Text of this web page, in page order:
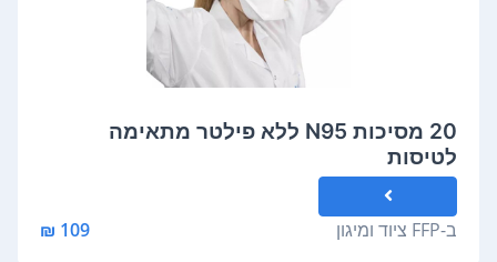
20 מסיכות N95 ללא פילטר מתאימה
לטיסות
ב-FFP ציוד ומיגון 109 ₪